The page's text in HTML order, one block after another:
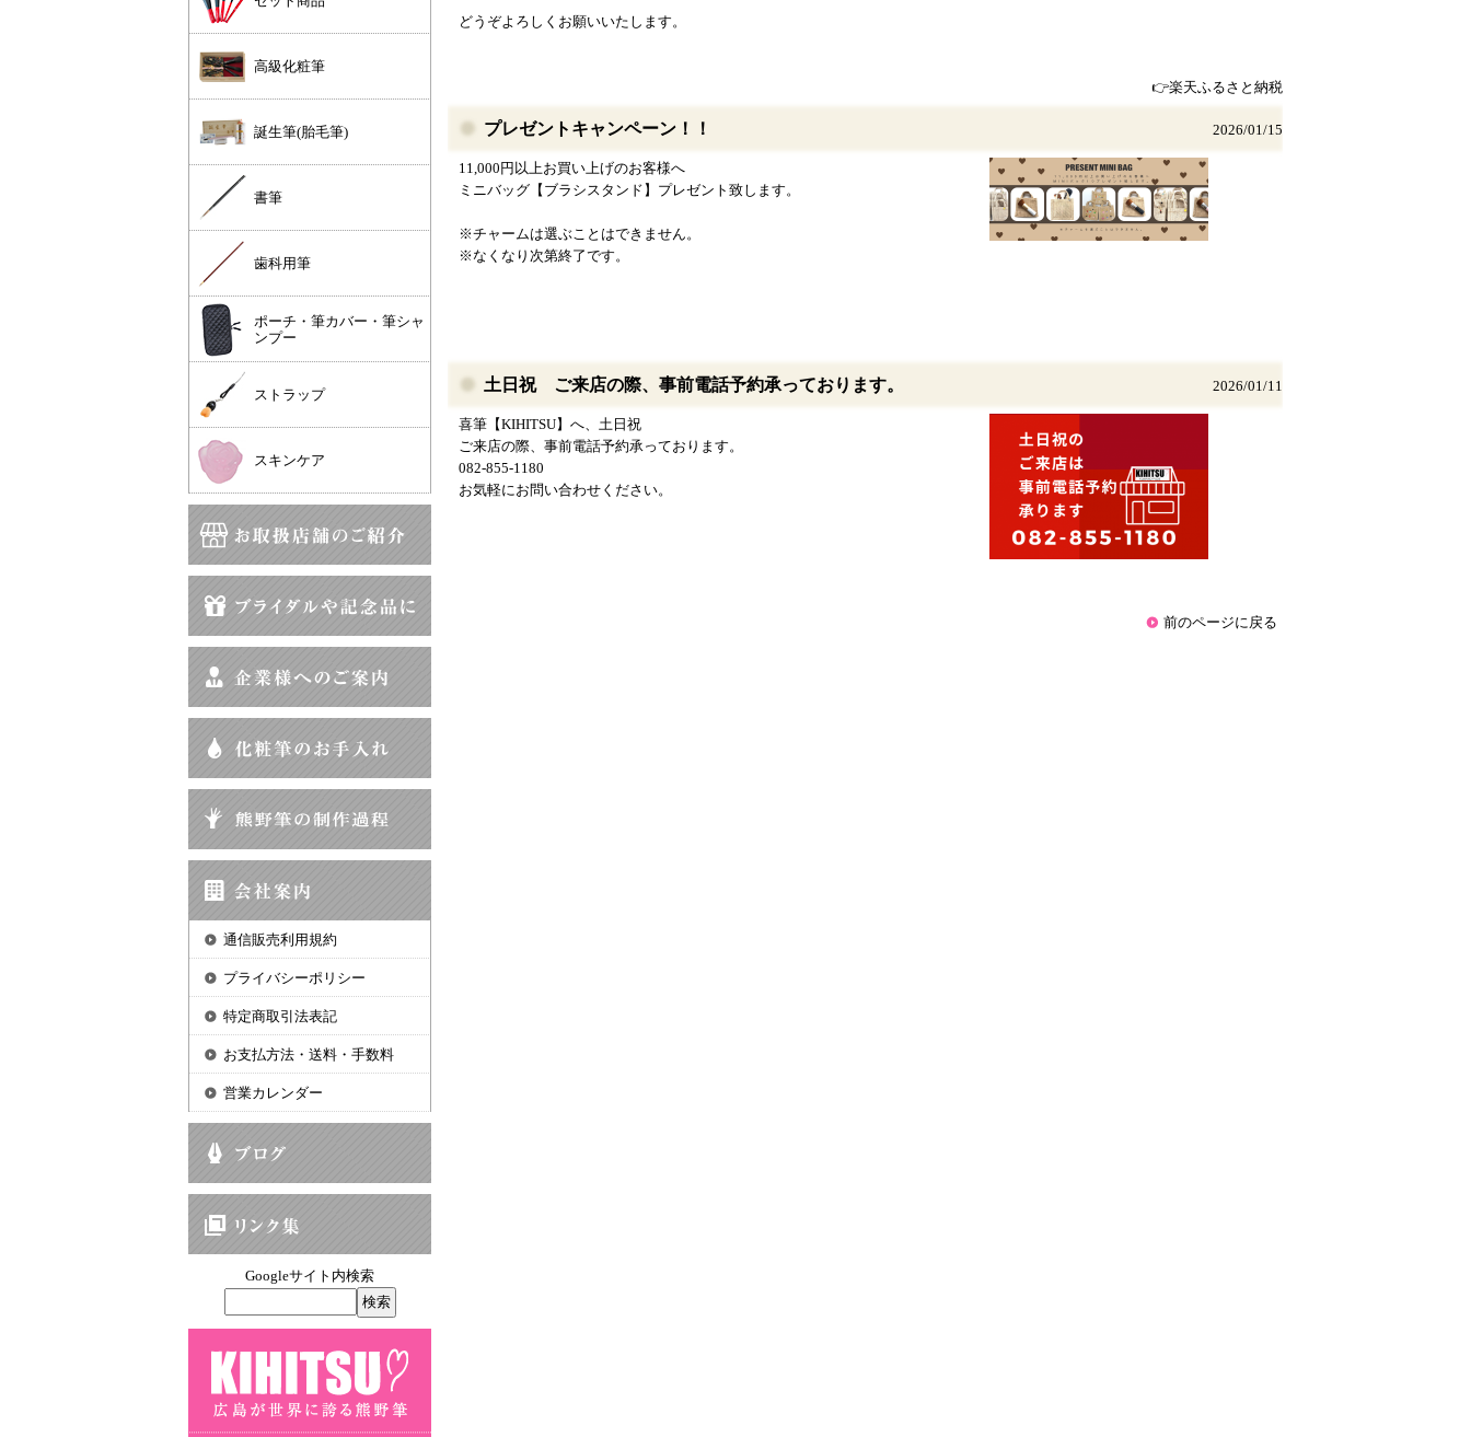
高級化粧筆
誕生筆(胎毛筆)
書筆
歯科用筆
ポーチ・筆カバー・筆シャ
ンプー
ストラップ
スキンケア
通信販売利用規約
プライバシーポリシー
特定商取引法表記
お支払方法・送料・手数料
営業カレンダー
Googleサイト内検索
どうぞよろしくお願いいたします。
👉楽天ふるさと納税
2026/01/15
プレゼントキャンペーン！！
11,000円以上お買い上げのお客様へ
ミニバッグ【ブラシスタンド】プレゼント致します。
※チャームは選ぶことはできません。
※なくなり次第終了です。
2026/01/11
土日祝 ご来店の際、事前電話予約承っております。
喜筆【KIHITSU】へ、土日祝
ご来店の際、事前電話予約承っております。
082-855-1180
お気軽にお問い合わせください。
前のページに戻る